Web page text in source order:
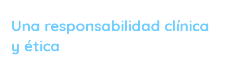
Una responsabilidad clínica
y ética